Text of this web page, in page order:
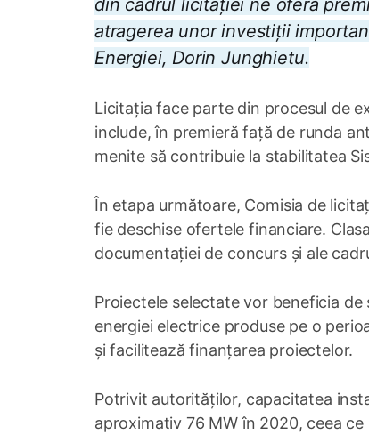
din cadrul licitației ne oferă
atragerea unor investiții
Energiei, Dorin Junghietu.
Licitația face parte din procesul de
include, în premieră față de runda
menite să contribuie la stabilitatea
În etapa următoare, Comisia de
fie deschise ofertele financiare.
documentației de concurs și ale
Proiectele selectate vor beneficia
energiei electrice produse pe o
și facilitează finanțarea proiectelor.
Potrivit autorităților, capacitatea
aproximativ 76 MW în 2020, ceea